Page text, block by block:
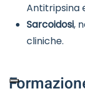
Antitripsina
Sarcoidosi,
cliniche.